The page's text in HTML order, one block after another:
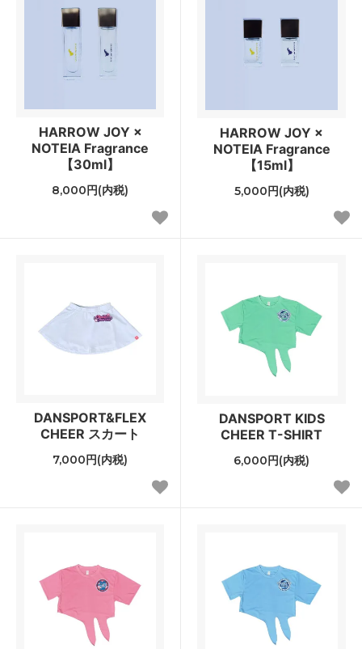
HARROW JOY ×
NOTEIA Fragrance
【30ml】
8,000円(内税)
HARROW JOY ×
NOTEIA Fragrance
【15ml】
5,000円(内税)
DANSPORT&FLEX
CHEER スカート
7,000円(内税)
DANSPORT KIDS
CHEER T-SHIRT
6,000円(内税)